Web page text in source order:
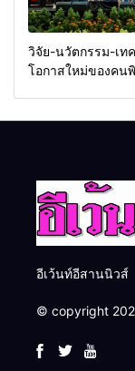
วิจัย-นวัตกรรม-เท
โอกาสใหม่ของคน
อีเว้นท์อีสานนิวส์
© copyright